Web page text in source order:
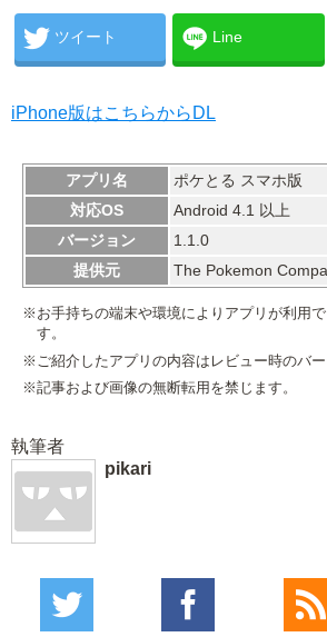
ツイート Line
iPhone版はこちらからDL
アプリ名
ポケとる スマホ版
対応OS
Android 4.1 以上
バージョン
1.1.0
提供元
The Pokemon
※お手持ちの端末や環境によりアプリが利用
す。
※ご紹介したアプリの内容はレビュー時のバー
※記事および画像の無断転用を禁じます。
執筆者
pikari